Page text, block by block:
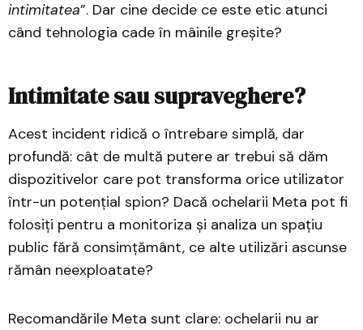
intimitatea”. Dar cine decide ce este etic atunci
când tehnologia cade în mâinile greșite?
Intimitate sau supraveghere?
Acest incident ridică o întrebare simplă, dar
profundă: cât de multă putere ar trebui să dăm
dispozitivelor care pot transforma orice utilizator
într-un potențial spion? Dacă ochelarii Meta pot fi
folosiți pentru a monitoriza și analiza un spațiu
public fără consimțământ, ce alte utilizări ascunse
rămân neexploatate?
Recomandările Meta sunt clare: ochelarii nu ar